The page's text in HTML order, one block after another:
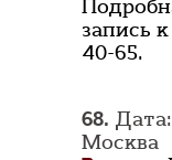
запись
40-65.
68.
Москва